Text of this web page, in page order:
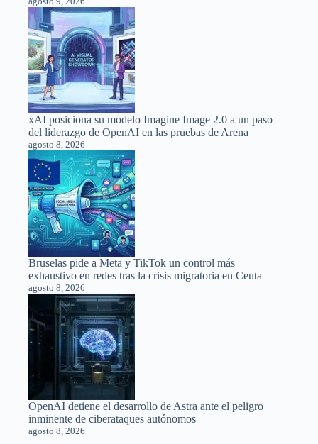
xAI posiciona su modelo Imagine Image 2.0 a un paso
del liderazgo de OpenAI en las pruebas de Arena
agosto 8, 2026
Bruselas pide a Meta y TikTok un control más
exhaustivo en redes tras la crisis migratoria en Ceuta
agosto 8, 2026
OpenAI detiene el desarrollo de Astra ante el peligro
inminente de ciberataques autónomos
agosto 8, 2026